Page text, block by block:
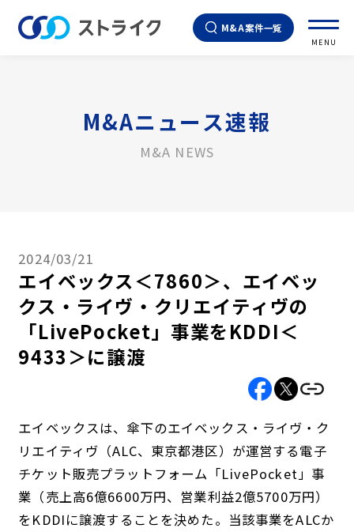
M&A案件一覧
MENU
M&Aニュース速報
M&A NEWS
2024/03/21
エイベックス＜7860＞、エイベッ
クス・ライヴ・クリエイティヴの
「LivePocket」事業をKDDI＜
9433＞に譲渡
エイベックスは、傘下のエイベックス・ライヴ・ク
リエイティヴ（ALC、東京都港区）が運営する電子
チケット販売プラットフォーム「LivePocket」事
業（売上高6億6600万円、営業利益2億5700万円）
をKDDIに譲渡することを決めた。当該事業をALCか